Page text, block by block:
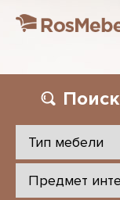
Поиск